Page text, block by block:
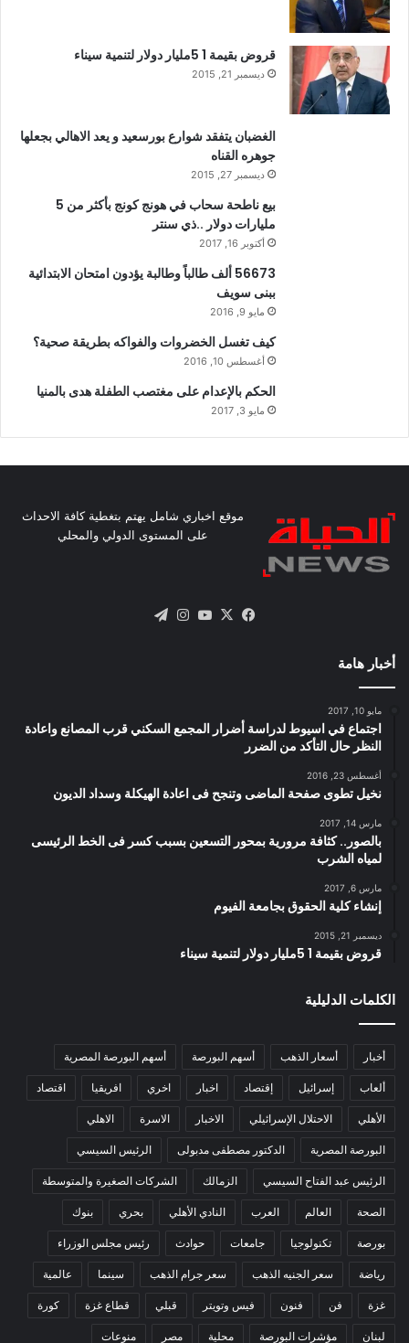
قروض بقيمة 1 5مليار دولار لتنمية سيناء
ديسمبر 21, 2015
الغضبان يتفقد شوارع بورسعيد و يعد الاهالي بجعلها
جوهره القناه
ديسمبر 27, 2015
بيع ناطحة سحاب في هونج كونج بأكثر من 5
مليارات دولار ..ذي سنتر
أكتوبر 16, 2017
56673 ألف طالباً وطالبة يؤدون امتحان الابتدائية
ببنى سويف
مايو 9, 2016
كيف تغسل الخضروات والفواكه بطريقة صحية؟
أغسطس 10, 2016
الحكم بالإعدام على مغتصب الطفلة هدى بالمنيا
مايو 3, 2017
موقع اخباري شامل يهتم بتغطية كافة الاحداث
على المستوى الدولي والمحلي
فيسبوك
X يوتيوبانستقرام
أخبار هامة
مايو 10, 2017
اجتماع في اسيوط لدراسة أضرار المجمع السكني قرب المصانع واعادة
النظر حال التأكد من الضرر
أغسطس 23, 2016
نخيل تطوى صفحة الماضى وتنجح فى اعادة الهيكلة وسداد الديون
مارس 14, 2017
بالصور.. كثافة مرورية بمحور التسعين بسبب كسر فى الخط الرئيسى
لمياه الشرب
مارس 6, 2017
إنشاء كلية الحقوق بجامعة الفيوم
ديسمبر 21, 2015
قروض بقيمة 1 5مليار دولار لتنمية سيناء
الكلمات الدليلية
أخبار أسعار الذهب أسهم البورصة أسهم البورصة المصرية
ألعاب إسرائيل إقتصاد اخبار اخري افريقيا اقتصاد
الأهلي الاحتلال الإسرائيلي الاخبار الاسرة الاهلي
البورصة المصرية الدكتور مصطفى مدبولى الرئيس السيسي
الرئيس عبد الفتاح السيسي الزمالك الشركات الصغيرة والمتوسطة
الصحة العالم العرب النادي الأهلي بحري بنوك
بورصة تكنولوجيا جامعات حوادث رئيس مجلس الوزراء
رياضة سعر الجنيه الذهب سعر جرام الذهب سينما عالمية
غزة فن فنون فيس وتويتر قبلي قطاع غزة كورة
لبنان مؤشرات البورصة محلية مصر منوعات